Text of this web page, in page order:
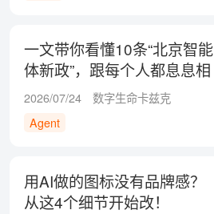
一文带你看懂10条“北京智能
体新政”，跟每个人都息息相
关！
2026/07/24
数字生命卡兹克
Agent
用AI做的图标没有品牌感？
从这4个细节开始改！